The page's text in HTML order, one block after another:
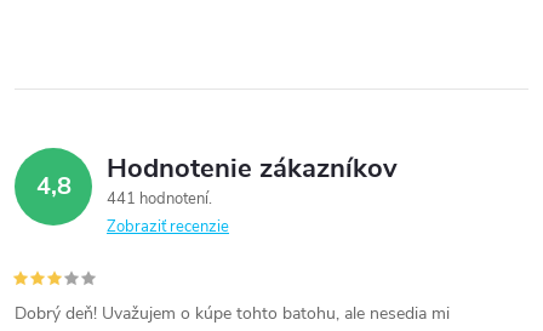
4,8 Hodnotenie zákazníkov
441 hodnotení
Zobraziť recenzie
Dobrý deň! Uvažujem o kúpe tohto batohu, ale nesedia mi